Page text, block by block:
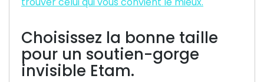
Choisissez la bonne taille
pour un soutien-gorge
invisible Etam.